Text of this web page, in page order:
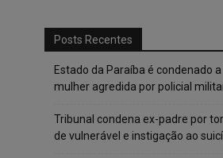
Posts Recentes
Estado da Paraíba é condenado
mulher agredida por policial
Tribunal condena ex-padre por
de vulnerável e instigação ao